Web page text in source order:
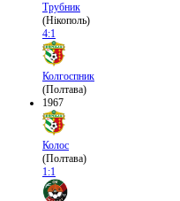
Трубник
(Нікополь)
4:1
Колгоспник
(Полтава)
1967
Колос
(Полтава)
1:1